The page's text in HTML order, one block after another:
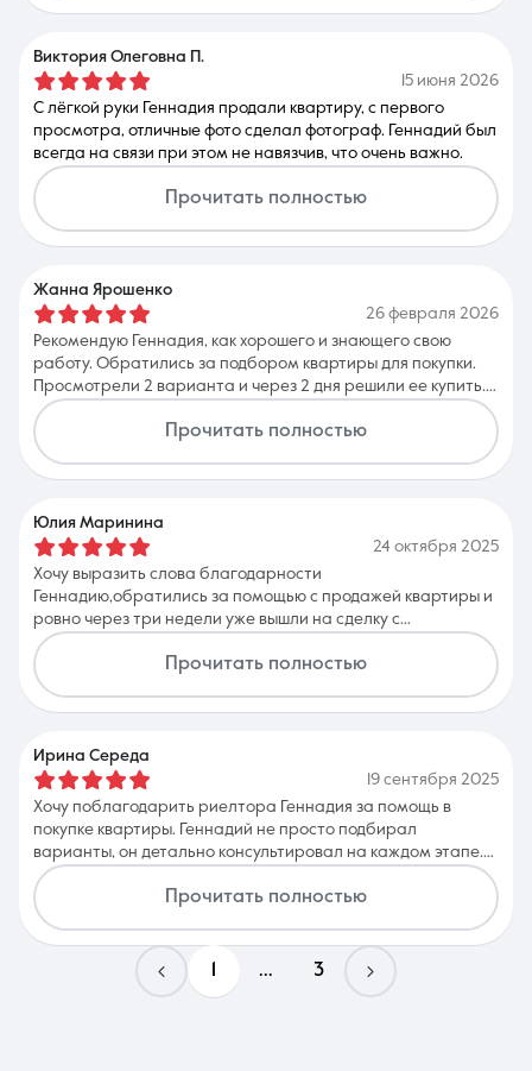
Виктория Олеговна П.
15 июня 2026
С лёгкой руки Геннадия продали квартиру, с первого
просмотра, отличные фото сделал фотограф. Геннадий был
всегда на связи при этом не навязчив, что очень важно.
Прочитать полностью
Жанна Ярошенко
26 февраля 2026
Рекомендую Геннадия, как хорошего и знающего свою
работу. Обратились за подбором квартиры для покупки.
Просмотрели 2 варианта и через 2 дня решили ее купить.
На любой вопрос отвечал в любое время , во время
проведения ипотеки находился рядом и во всем помогал,
спасибо большое 🙏
Прочитать полностью
Юлия Маринина
24 октября 2025
Хочу выразить слова благодарности
Геннадию,обратились за помощью с продажей квартиры и
ровно через три недели уже вышли на сделку с
покупателями, Вот это,я называю,
клиентоориентированность. Сделка прошла достаточно
быстро,Геннадий помог в сборе документации за что
отдельное Спасибо !Будем обращаться и по другим
Прочитать полностью
Ирина Середа
19 сентября 2025
Хочу поблагодарить риелтора Геннадия за помощь в
покупке квартиры. Геннадий не просто подбирал
варианты, он детально консультировал на каждом этапе.
Всегда отвечал на любые вопросы. Благодаря Геннадию,
мы нашли имеено то, что хотели. Геннадий - очень
ответственный специалист, который действительно
заботиться об интересах клиента!
Прочитать полностью
1 ... 3